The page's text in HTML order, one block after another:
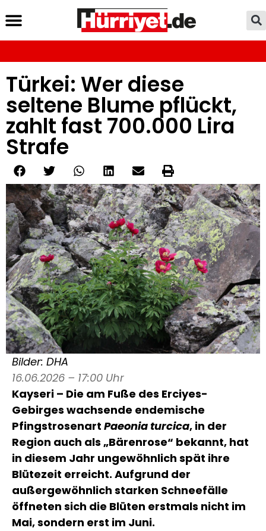
Türkei: Wer diese
seltene Blume pflückt,
zahlt fast 700.000 Lira
Strafe
Bilder: DHA
16.06.2026 – 17:00 Uhr
Kayseri – Die am Fuße des Erciyes-
Gebirges wachsende endemische
Pfingstrosenart Paeonia turcica, in der
Region auch als „Bärenrose“ bekannt, hat
in diesem Jahr ungewöhnlich spät ihre
Blütezeit erreicht. Aufgrund der
außergewöhnlich starken Schneefälle
öffneten sich die Blüten erstmals nicht im
Mai, sondern erst im Juni.